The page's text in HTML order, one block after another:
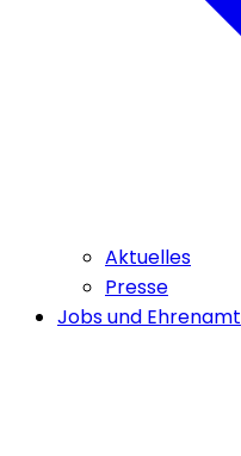
Aktuelles
Presse
Jobs und Ehrenamt